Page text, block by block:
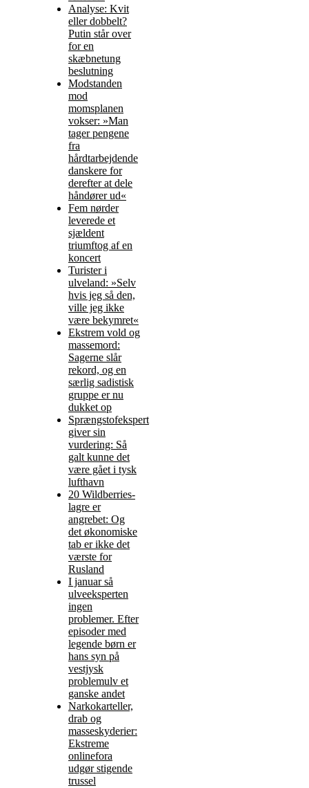
Analyse: Kvit
eller dobbelt?
Putin står over
for en
skæbnetung
beslutning
Modstanden
mod
momsplanen
vokser: »Man
tager pengene
fra
hårdtarbejdende
danskere for
derefter at dele
håndører ud«
Fem nørder
leverede et
sjældent
triumftog af en
koncert
Turister i
ulveland: »Selv
hvis jeg så den,
ville jeg ikke
være bekymret«
Ekstrem vold og
massemord:
Sagerne slår
rekord, og en
særlig sadistisk
gruppe er nu
dukket op
Sprængstofekspert
giver sin
vurdering: Så
galt kunne det
være gået i tysk
lufthavn
20 Wildberries-
lagre er
angrebet: Og
det økonomiske
tab er ikke det
værste for
Rusland
I januar så
ulveeksperten
ingen
problemer. Efter
episoder med
legende børn er
hans syn på
vestjysk
problemulv et
ganske andet
Narkokarteller,
drab og
masseskyderier:
Ekstreme
onlinefora
udgør stigende
trussel